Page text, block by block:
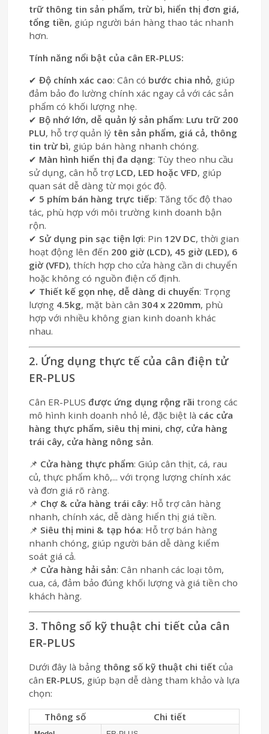
trữ thông tin sản phẩm, trừ bì, hiển thị đơn giá,
tổng tiền, giúp người bán hàng thao tác nhanh
hơn.
Tính năng nổi bật của cân ER-PLUS:
✔Độ chính xác cao: Cân có bước chia nhỏ, giúp
đảm bảo đo lường chính xác ngay cả với các sản
phẩm có khối lượng nhẹ.
✔ Bộ nhớ lớn, dễ quản lý sản phẩm: Lưu trữ 200
PLU, hỗ trợ quản lý tên sản phẩm, giá cả, thông
tin trừ bì, giúp bán hàng nhanh chóng.
✔ Màn hình hiển thị đa dạng: Tùy theo nhu cầu
sử dụng, cân hỗ trợ LCD, LED hoặc VFD, giúp
quan sát dễ dàng từ mọi góc độ.
✔ 5 phím bán hàng trực tiếp: Tăng tốc độ thao
tác, phù hợp với môi trường kinh doanh bận
rộn.
✔ Sử dụng pin sạc tiện lợi: Pin 12V DC, thời gian
hoạt động lên đến 200 giờ (LCD), 45 giờ (LED), 6
giờ (VFD), thích hợp cho cửa hàng cần di chuyển
hoặc không có nguồn điện cố định.
✔ Thiết kế gọn nhẹ, dễ dàng di chuyển: Trọng
lượng 4.5kg, mặt bàn cân304 x 220mm, phù
hợp với nhiều không gian kinh doanh khác
nhau.
2. Ứng dụng thực tế của cân điện tử
ER-PLUS
Cân ER-PLUSđược ứng dụng rộng rãi trong các
mô hình kinh doanh nhỏ lẻ, đặc biệt là các cửa
hàng thực phẩm, siêu thị mini, chợ, cửa hàng
trái cây, cửa hàng nông sản.
📌 Cửa hàng thực phẩm: Giúp cân thịt, cá, rau
củ, thực phẩm khô,... với trọng lượng chính xác
và đơn giá rõ ràng.
📌 Chợ & cửa hàng trái cây: Hỗ trợ cân hàng
nhanh, chính xác, dễ dàng hiển thị giá tiền.
📌 Siêu thị mini & tạp hóa: Hỗ trợ bán hàng
nhanh chóng, giúp người bán dễ dàng kiểm
soát giá cả.
📌 Cửa hàng hải sản: Cân nhanh các loại tôm,
cua, cá, đảm bảo đúng khối lượng và giá tiền cho
khách hàng.
3. Thông số kỹ thuật chi tiết của cân
ER-PLUS
Dưới đây là bảng thông số kỹ thuật chi tiết của
cân ER-PLUS, giúp bạn dễ dàng tham khảo và lựa
chọn:
Thông số
Chi tiết